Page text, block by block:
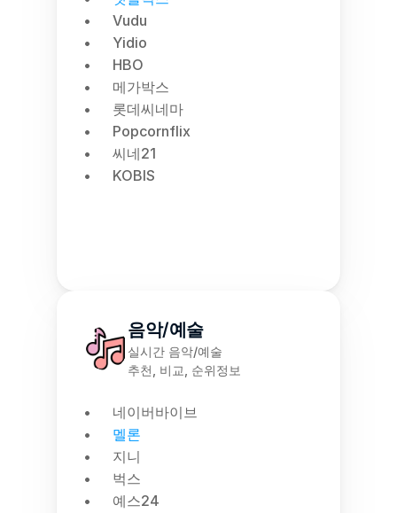
Vudu
Yidio
HBO
메가박스
롯데씨네마
Popcornflix
씨네21
KOBIS
음악/예술
실시간 음악/예술
추천, 비교, 순위정보
네이버바이브
멜론
지니
벅스
예스24